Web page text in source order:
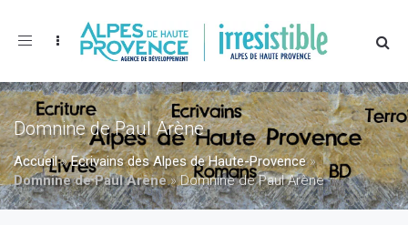
Toggle
Domnine de Paul Arène
Accueil»Ecrivains des Alpes de Haute-Provence»
Domnine de Paul Arène»Domnine de Paul Arène